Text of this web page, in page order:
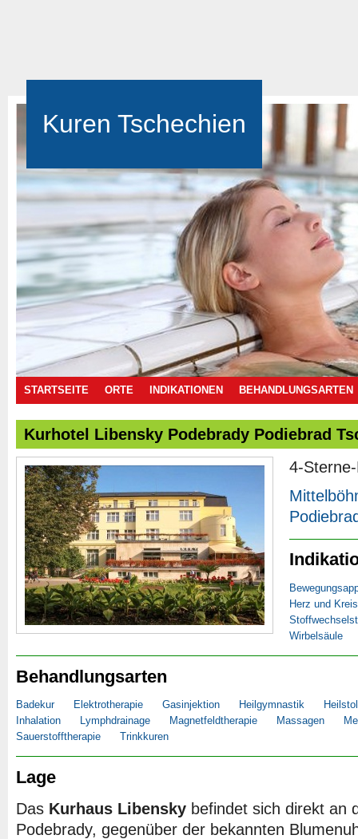
Kuren Tschechien
STARTSEITE ORTE INDIKATIONEN BEHANDLUNGSARTEN
Kurhotel Libensky Podebrady Podiebrad
4-
Herz und
Wirbelsäule
Behandlungsarten
Badekur Elektrotherapie Gasinjektion Heilgymnastik
Inhalation
Lymphdrainage Magnetfeldtherapie Massagen
Sauerstofftherapie
Trinkkuren
Lage
Das Kurhaus Libensky befindet sich direkt an
Podebrady, gegenüber der bekannten